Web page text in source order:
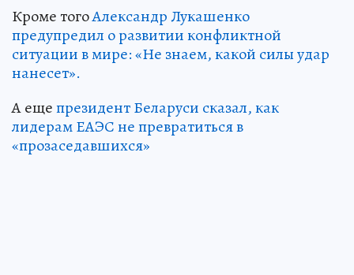
Кроме тогоАлександр Лукашенко
предупредил о развитии конфликтной
ситуации в мире: «Не знаем, какой силы удар
нанесет».
А ещепрезидент Беларуси сказал, как
лидерам ЕАЭС не превратиться в
«прозаседавшихся»